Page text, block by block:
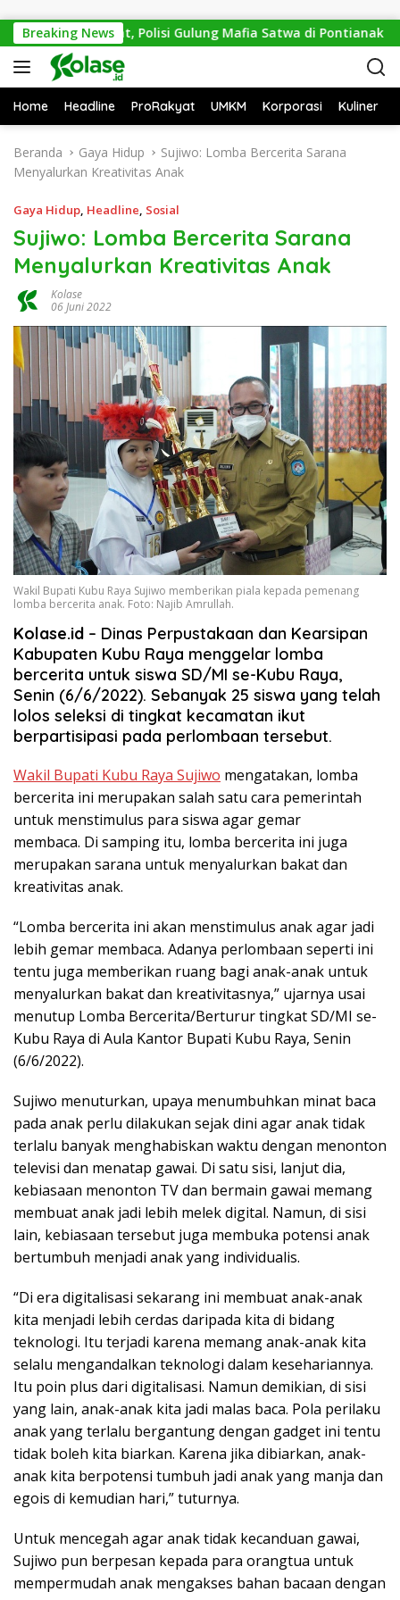
Breaking News
Mitos Sesat, Polisi Gulung Mafia Satwa di Pontianak
Home Headline ProRakyat UMKM Korporasi Kuliner
Beranda Gaya Hidup
Sujiwo: Lomba Bercerita Sarana
Menyalurkan Kreativitas Anak
Gaya Hidup, Headline, Sosial
Sujiwo: Lomba Bercerita Sarana
Menyalurkan Kreativitas Anak
Kolase
06 Juni 2022
Wakil Bupati Kubu Raya Sujiwo memberikan piala kepada pemenang
lomba bercerita anak. Foto: Najib Amrullah.
Kolase.id – Dinas Perpustakaan dan Kearsipan
Kabupaten Kubu Raya menggelar lomba
bercerita untuk siswa SD/MI se-Kubu Raya,
Senin (6/6/2022). Sebanyak 25 siswa yang telah
lolos seleksi di tingkat kecamatan ikut
berpartisipasi pada perlombaan tersebut.
Wakil Bupati Kubu Raya Sujiwo mengatakan, lomba
bercerita ini merupakan salah satu cara pemerintah
untuk menstimulus para siswa agar gemar
membaca. Di samping itu, lomba bercerita ini juga
merupakan sarana untuk menyalurkan bakat dan
kreativitas anak.
“Lomba bercerita ini akan menstimulus anak agar jadi
lebih gemar membaca. Adanya perlombaan seperti ini
tentu juga memberikan ruang bagi anak-anak untuk
menyalurkan bakat dan kreativitasnya,” ujarnya usai
menutup Lomba Bercerita/Berturur tingkat SD/MI se-
Kubu Raya di Aula Kantor Bupati Kubu Raya, Senin
(6/6/2022).
Sujiwo menuturkan, upaya menumbuhkan minat baca
pada anak perlu dilakukan sejak dini agar anak tidak
terlalu banyak menghabiskan waktu dengan menonton
televisi dan menatap gawai. Di satu sisi, lanjut dia,
kebiasaan menonton TV dan bermain gawai memang
membuat anak jadi lebih melek digital. Namun, di sisi
lain, kebiasaan tersebut juga membuka potensi anak
bertumbuh menjadi anak yang individualis.
“Di era digitalisasi sekarang ini membuat anak-anak
kita menjadi lebih cerdas daripada kita di bidang
teknologi. Itu terjadi karena memang anak-anak kita
selalu mengandalkan teknologi dalam kesehariannya.
Itu poin plus dari digitalisasi. Namun demikian, di sisi
yang lain, anak-anak kita jadi malas baca. Pola perilaku
anak yang terlalu bergantung dengan gadget ini tentu
tidak boleh kita biarkan. Karena jika dibiarkan, anak-
anak kita berpotensi tumbuh jadi anak yang manja dan
egois di kemudian hari,” tuturnya.
Untuk mencegah agar anak tidak kecanduan gawai,
Sujiwo pun berpesan kepada para orangtua untuk
mempermudah anak mengakses bahan bacaan dengan